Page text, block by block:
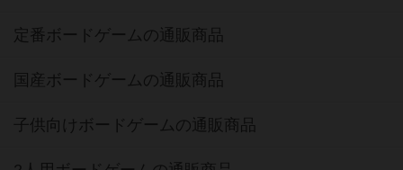
定番ボードゲームの通販商品
国産ボードゲームの通販商品
子供向けボードゲームの通販商品